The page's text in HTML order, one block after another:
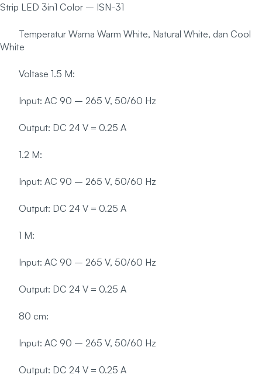
Strip LED 3in1 Color – ISN-31
Temperatur Warna Warm White, Natural White, dan Cool
White
Voltase 1.5 M:
Input: AC 90 – 265 V, 50/60 Hz
Output: DC 24 V = 0.25 A
1.2 M:
Input: AC 90 – 265 V, 50/60 Hz
Output: DC 24 V = 0.25 A
1 M:
Input: AC 90 – 265 V, 50/60 Hz
Output: DC 24 V = 0.25 A
80 cm:
Input: AC 90 – 265 V, 50/60 Hz
Output: DC 24 V = 0.25 A